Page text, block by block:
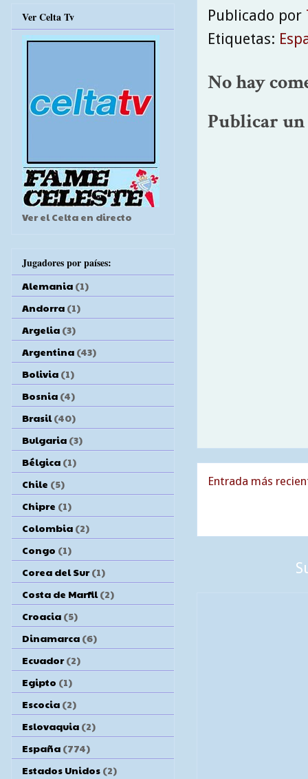
Publicado por
Etiquetas:
No hay
Publicar
Entrada más
Ver Celta Tv
Ver el Celta en directo
Jugadores por países:
Alemania (1)
Andorra (1)
Argelia (3)
Argentina (43)
Bolivia (1)
Bosnia (4)
Brasil (40)
Bulgaria (3)
Bélgica (1)
Chile (5)
Chipre (1)
Colombia (2)
Congo (1)
Corea del Sur (1)
Costa de Marfil (2)
Croacia (5)
Dinamarca (6)
Ecuador (2)
Egipto (1)
Escocia (2)
Eslovaquia (2)
España (774)
Estados Unidos (2)